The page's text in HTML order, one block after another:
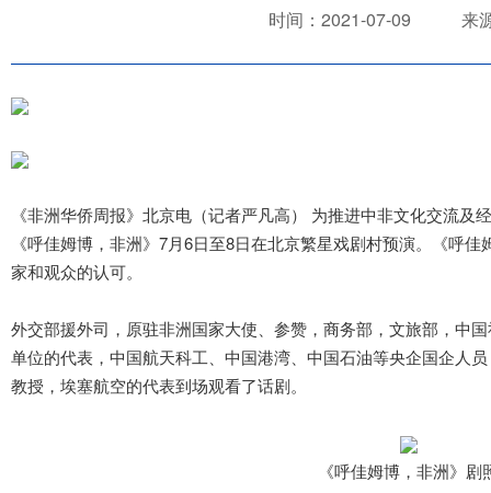
时间：2021-07-09 来
《非洲华侨周报》北京电（记者严凡高） 为推进中非文化交流及
《呼佳姆博，非洲》7月6日至8日在北京繁星戏剧村预演。《呼
家和观众的认可。
外交部援外司，原驻非洲国家大使、参赞，商务部，文旅部，中
单位的代表，中国航天科工、中国港湾、中国石油等央企国企人
教授，埃塞航空的代表到场观看了话剧。
《呼佳姆博，非洲》 剧